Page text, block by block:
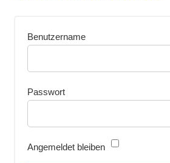
Benutzername
Passwort
Angemeldet bleiben